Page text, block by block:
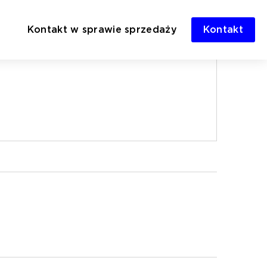
Kontakt w sprawie sprzedaży Kontakt